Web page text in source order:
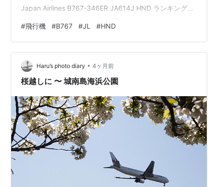
Japan Airlines B767-346ER JA614J HND ランキング参
#飛行機 #B767 #JL #HND
Haru’s photo diary • 4ヶ月前
桜越しに 〜 城南島海浜公園